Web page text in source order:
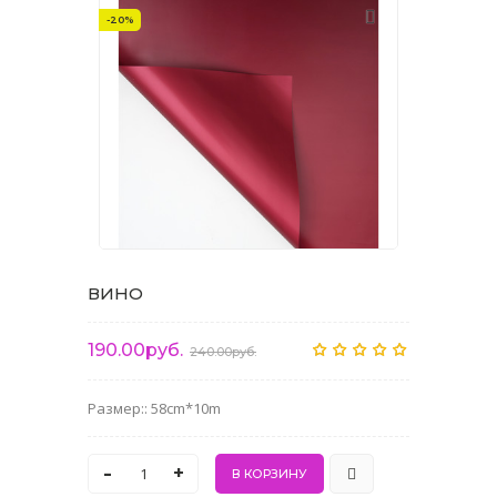
-20%
ВИНО
190.00руб. 240.00руб.
Размер:: 58cm*10m
- +